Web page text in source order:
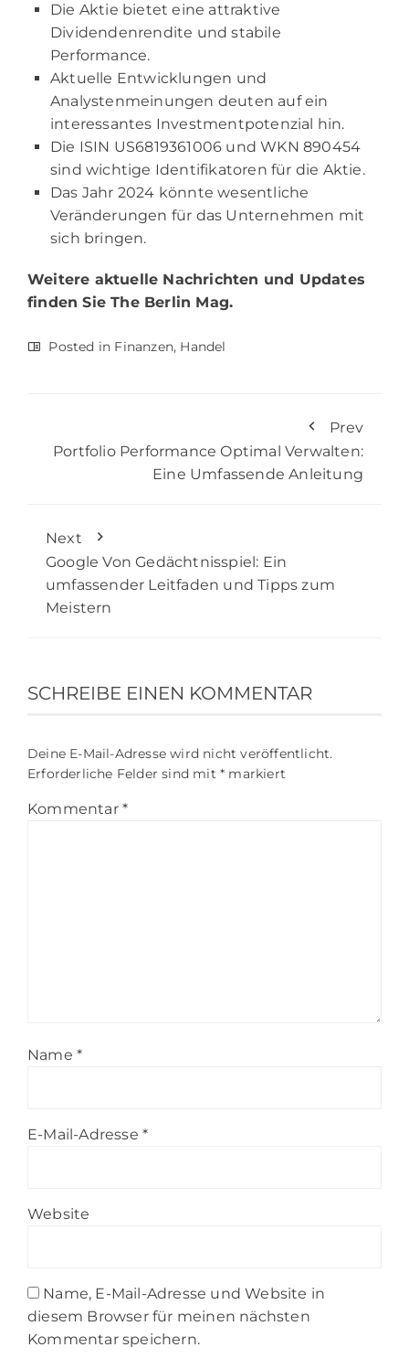
Die Aktie bietet eine attraktive
Dividendenrendite und stabile
Performance.
Aktuelle Entwicklungen und
Analystenmeinungen deuten auf ein
interessantes Investmentpotenzial hin.
Die ISIN US6819361006 und WKN 890454
sind wichtige Identifikatoren für die Aktie.
Das Jahr 2024 könnte wesentliche
Veränderungen für das Unternehmen mit
sich bringen.
Weitere aktuelle Nachrichten und Updates
finden SieThe Berlin Mag.
Posted in Finanzen, Handel
Prev
Portfolio Performance Optimal Verwalten:
Eine Umfassende Anleitung
Next
Google Von Gedächtnisspiel: Ein
umfassender Leitfaden und Tipps zum
Meistern
SCHREIBE EINEN KOMMENTAR
Deine E-Mail-Adresse wird nicht veröffentlicht.
Erforderliche Felder sind mit * markiert
Kommentar *
Name *
E-Mail-Adresse *
Website
Name, E-Mail-Adresse und Website in
diesem Browser für meinen nächsten
Kommentar speichern.